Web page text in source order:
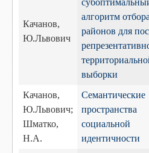
Качанов,
Ю.Львович
алгоритм отбора
районов для
выборки
Качанов,
Ю.Львович;
Шматко,
Н.А.
Семантические
пространства
социальной
идентичности